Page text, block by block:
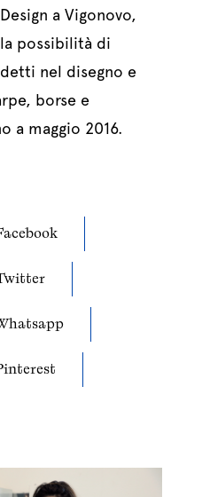
a Vigonovo,
possibilità di
nel disegno e
borse e
a maggio 2016.